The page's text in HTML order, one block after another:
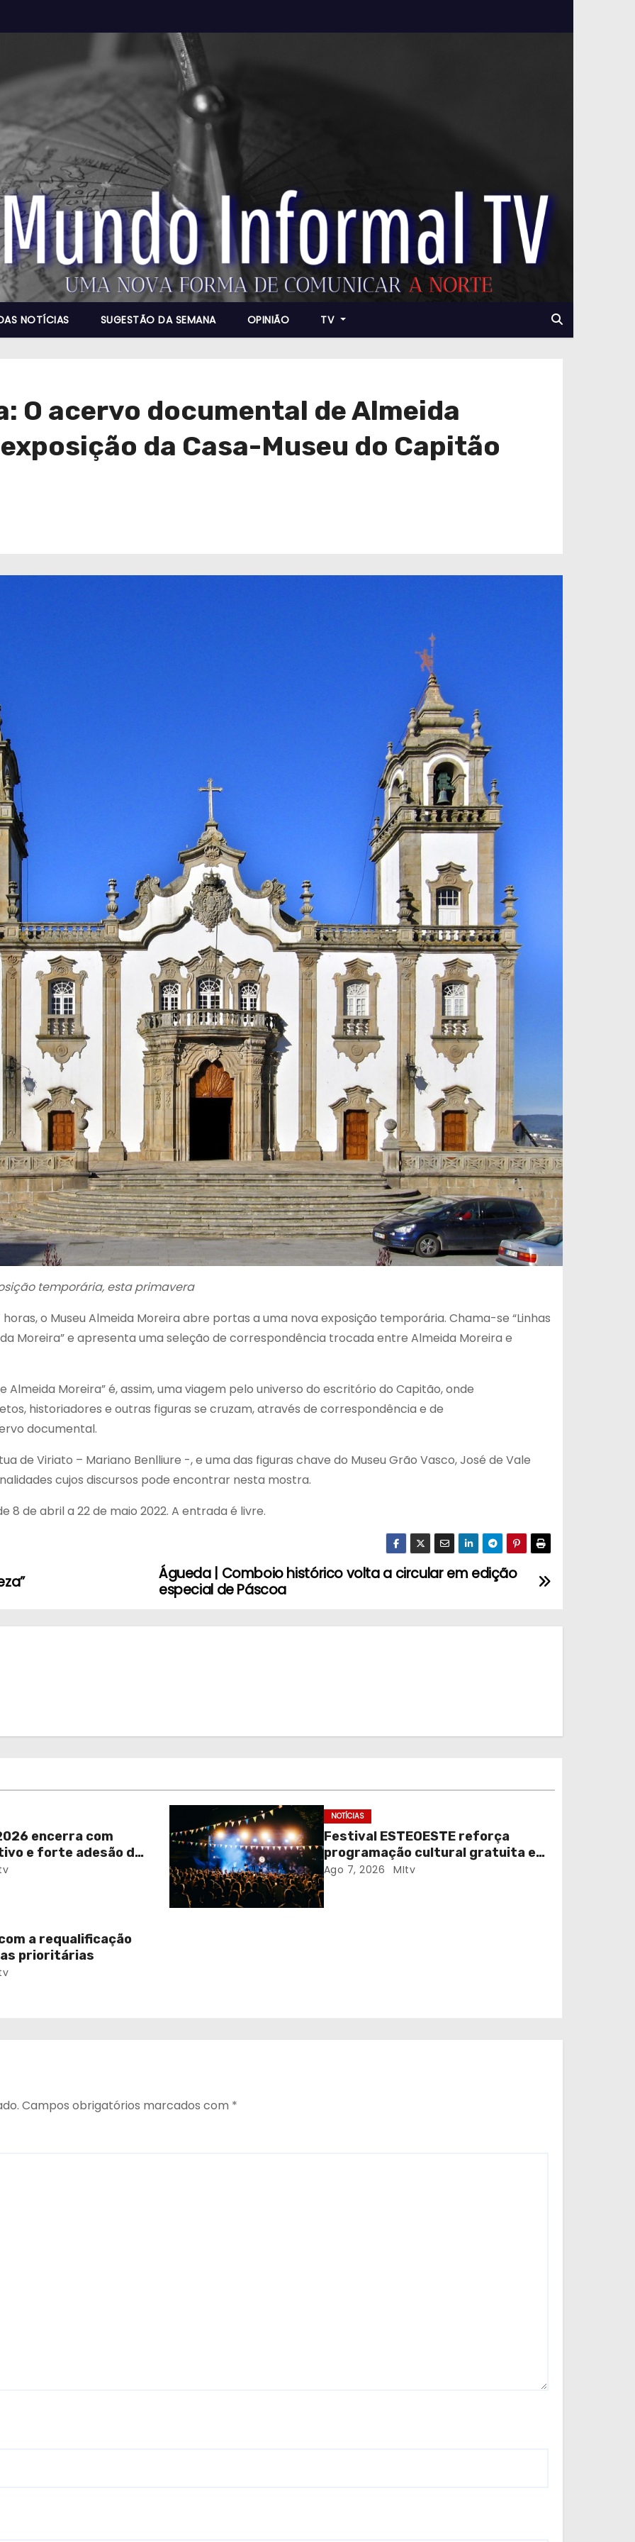
NOTÍCIAS SUGESTÃO DA SEMANA OPINIÃO TV
O acervo documental de Almeida
da Casa-Museu do Capitão
temporária, esta primavera
o Museu Almeida Moreira abre portas a uma nova exposição temporária. Chama-se “Linhas
Moreira” e apresenta uma seleção de correspondência trocada entre Almeida Moreira e
Almeida Moreira” é, assim, uma viagem pelo universo do escritório do Capitão, onde
historiadores e outras figuras se cruzam, através de correspondência e de
documental.
de Viriato – Mariano Benlliure -, e uma das figuras chave do Museu Grão Vasco, José de Vale
cujos discursos pode encontrar nesta mostra.
8 de abril a 22 de maio 2022. A entrada é livre.
Águeda | Comboio histórico volta a circular em edição
especial de Páscoa
encerra com
e forte adesão da
NOTÍCIAS
Festival ESTEOESTE reforça
programação cultural gratuita em
Braga
Ago 7, 2026 MItv
a requalificação
prioritárias
Campos obrigatórios marcados com *